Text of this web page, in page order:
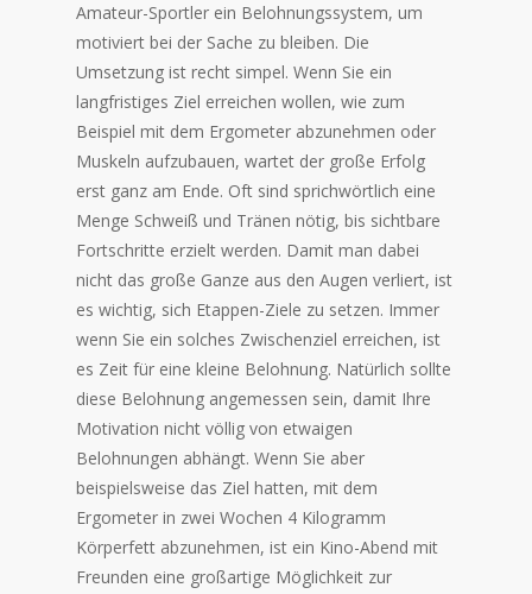
Amateur-Sportler ein Belohnungssystem, um
motiviert bei der Sache zu bleiben. Die
Umsetzung ist recht simpel. Wenn Sie ein
langfristiges Ziel erreichen wollen, wie zum
Beispiel mit dem Ergometer abzunehmen oder
Muskeln aufzubauen, wartet der große Erfolg
erst ganz am Ende. Oft sind sprichwörtlich eine
Menge Schweiß und Tränen nötig, bis sichtbare
Fortschritte erzielt werden. Damit man dabei
nicht das große Ganze aus den Augen verliert, ist
es wichtig, sich Etappen-Ziele zu setzen. Immer
wenn Sie ein solches Zwischenziel erreichen, ist
es Zeit für eine kleine Belohnung. Natürlich sollte
diese Belohnung angemessen sein, damit Ihre
Motivation nicht völlig von etwaigen
Belohnungen abhängt. Wenn Sie aber
beispielsweise das Ziel hatten, mit dem
Ergometer in zwei Wochen 4 Kilogramm
Körperfett abzunehmen, ist ein Kino-Abend mit
Freunden eine großartige Möglichkeit zur